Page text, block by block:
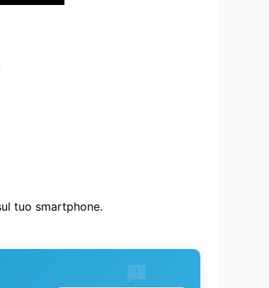
tuo smartphone.